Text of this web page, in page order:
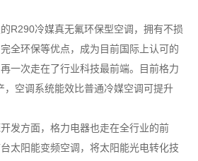
冷媒真无氟环保型空调，拥有不损
全环保等优点，成为目前国际上认可的
一次走在了行业科技最前端。目前格力
，空调系统能效比普通冷媒空调可提升
方面，格力电器也走在全行业的前
太阳能变频空调，将太阳能光电转化技